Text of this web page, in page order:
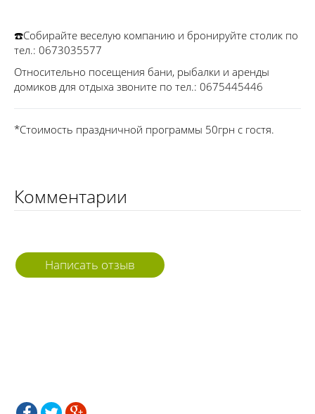
☎️Собирайте веселую компанию и бронируйте столик по
тел.: 0673035577
Относительно посещения бани, рыбалки и аренды
домиков для отдыха звоните по тел.: 0675445446
*Стоимость праздничной программы 50грн с гостя.
Комментарии
Написать отзыв